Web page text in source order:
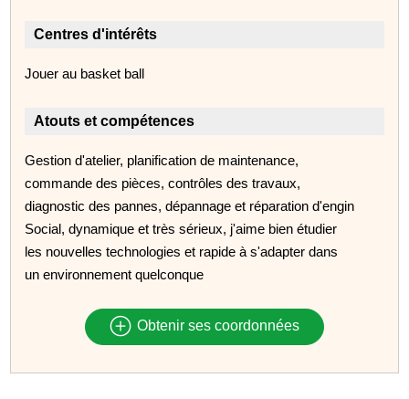
Centres d'intérêts
Jouer au basket ball
Atouts et compétences
Gestion d'atelier, planification de maintenance,
commande des pièces, contrôles des travaux,
diagnostic des pannes, dépannage et réparation d'engin
Social, dynamique et très sérieux, j'aime bien étudier
les nouvelles technologies et rapide à s'adapter dans
un environnement quelconque
Obtenir ses coordonnées